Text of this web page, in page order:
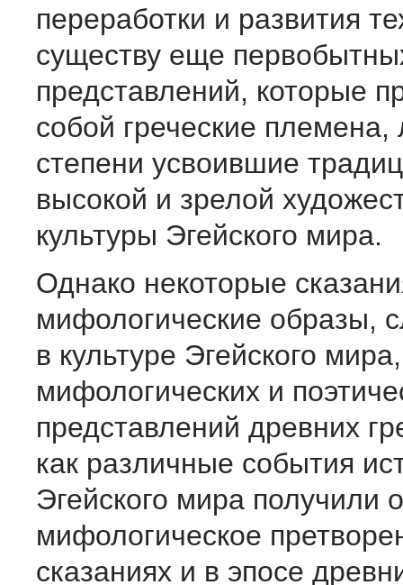
переработки и развития
существу еще
представлений, которые
собой греческие
степени усвоившие
высокой и зрелой
культуры Эгейского мира.
Однако некоторые
мифологические образы,
в культуре Эгейского
мифологических и
представлений древних
как различные события
Эгейского мира получили
мифологическое
сказаниях и в эпосе